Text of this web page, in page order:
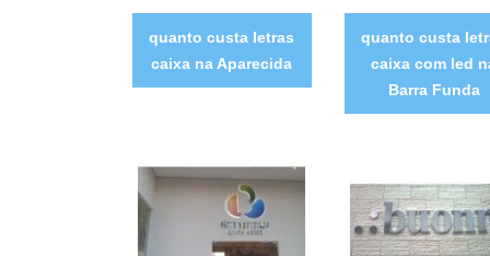
quanto custa letras
caixa na Aparecida
quanto custa
caixa com led
Barra Funda